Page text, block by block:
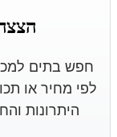
חפש בתים
לפי מחיר או
היתרונות